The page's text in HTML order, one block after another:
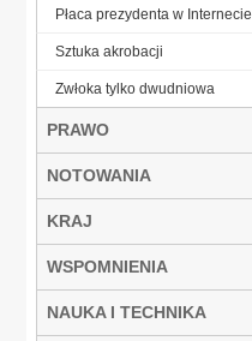
Płaca prezydenta w Internecie
Sztuka akrobacji
Zwłoka tylko dwudniowa
PRAWO
NOTOWANIA
KRAJ
WSPOMNIENIA
NAUKA I TECHNIKA